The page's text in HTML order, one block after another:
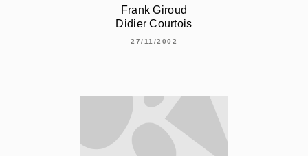
Frank Giroud
Didier Courtois
27/11/2002